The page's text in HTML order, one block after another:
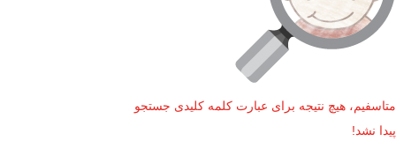
متاسفیم، هیچ نتیجه برای عبارت کلمه کلیدی جستجو
پیدا نشد!